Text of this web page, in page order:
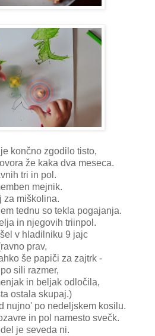
končno zgodilo tisto,
že kaka dva meseca.
tri in pol.
mejnik.
za miškolina.
tednu so tekla pogajanja.
in njegovih triinpol.
v hladilniku 9 jajc
prav,
še papiči za zajtrk -
sili razmer,
in beljak odločila,
ostala skupaj.)
nujno' po nedeljskem kosilu.
in pol namesto svečk.
je seveda ni.